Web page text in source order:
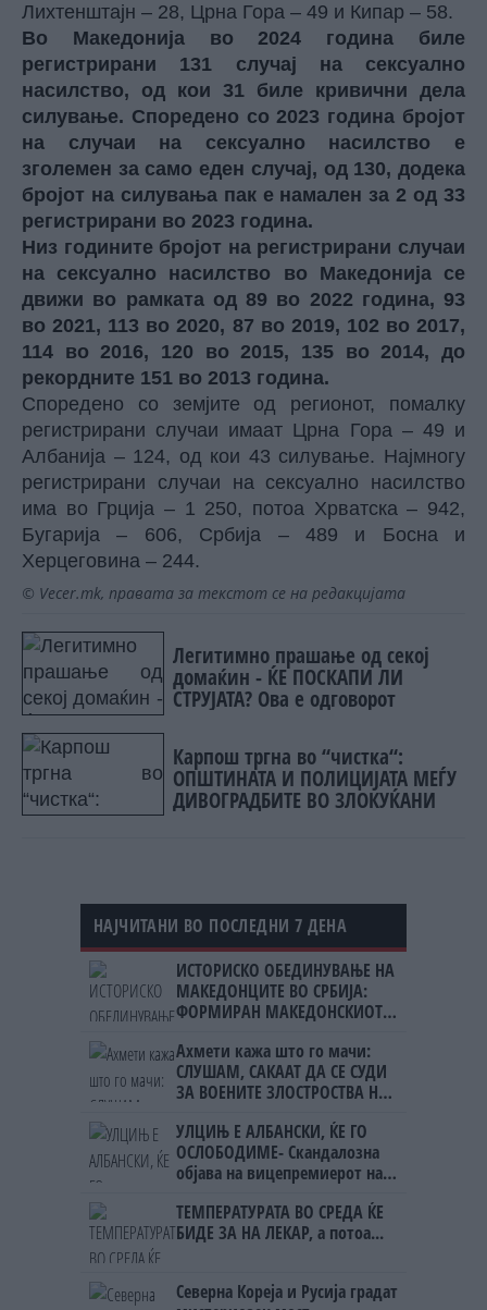
Лихтенштајн – 28, Црна Гора – 49 и Кипар – 58.
Во Македонија во 2024 година биле
регистрирани 131 случај на сексуално
насилство, од кои 31 биле кривични дела
силување. Споредено со 2023 година бројот
на случаи на сексуално насилство е
зголемен за само еден случај, од 130, додека
бројот на силувања пак е намален за 2 од 33
регистрирани во 2023 година.
Низ годините бројот на регистрирани случаи
на сексуално насилство во Македонија се
движи во рамката од 89 во 2022 година, 93
во 2021, 113 во 2020, 87 во 2019, 102 во 2017,
114 во 2016, 120 во 2015, 135 во 2014, до
рекордните 151 во 2013 година.
Споредено со земјите од регионот, помалку
регистрирани случаи имаат Црна Гора – 49 и
Албанија – 124, од кои 43 силување. Најмногу
регистрирани случаи на сексуално насилство
има во Грција – 1 250, потоа Хрватска – 942,
Бугарија – 606, Србија – 489 и Босна и
Херцеговина – 244.
© Vecer.mk, правата за текстот се на редакцијата
Легитимно прашање од секој
домаќин - ЌЕ ПОСКАПИ ЛИ
СТРУЈАТА? Ова е одговорот
Карпош тргна во “чистка“:
ОПШТИНАТА И ПОЛИЦИЈАТА МЕЃУ
ДИВОГРАДБИТЕ ВО ЗЛОКУЌАНИ
НАЈЧИТАНИ ВО ПОСЛЕДНИ 7 ДЕНА
ИСТОРИСКО ОБЕДИНУВАЊЕ НА
МАКЕДОНЦИТЕ ВО СРБИЈА:
ФОРМИРАН МАКЕДОНСКИОТ
Ахмети кажа што го мачи:
СЛУШАМ, САКААТ ДА СЕ СУДИ
ЗА ВОЕНИТЕ ЗЛОСТРОСТВА НА
УЛЦИЊ Е АЛБАНСКИ, ЌЕ ГО
ОСЛОБОДИМЕ- Скандалозна
објава на вицепремиерот на
ТЕМПЕРАТУРАТА ВО СРЕДА ЌЕ
БИДЕ ЗА НА ЛЕКАР, а потоа...
Северна Кореја и Русија градат